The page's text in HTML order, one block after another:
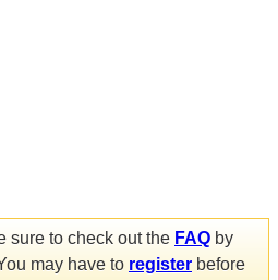
sure to check out the FAQ by
may have to register before